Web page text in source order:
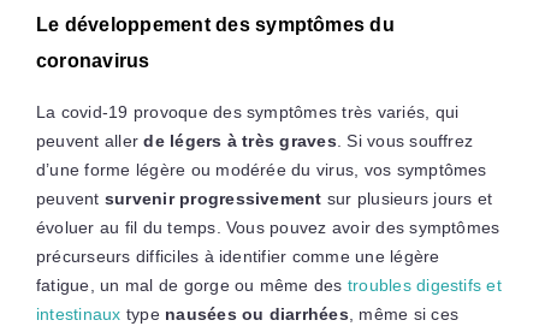
Le développement des symptômes du
coronavirus
La covid-19 provoque des symptômes très variés, qui
peuvent aller de légers à très graves. Si vous souffrez
d’une forme légère ou modérée du virus, vos symptômes
peuvent survenir progressivement sur plusieurs jours et
évoluer au fil du temps. Vous pouvez avoir des symptômes
précurseurs difficiles à identifier comme une légère
fatigue, un mal de gorge ou même des troubles digestifs et
intestinaux type nausées ou diarrhées, même si ces